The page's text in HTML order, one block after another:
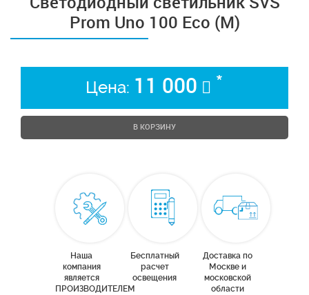
Prom Uno 100 Eco (M)
Цена: 11 000 *
В КОРЗИНУ
Наша
компания
является
ПРОИЗВОДИТЕЛЕМ
Бесплатный
расчет
освещения
Доставка по
Москве и
московской
области